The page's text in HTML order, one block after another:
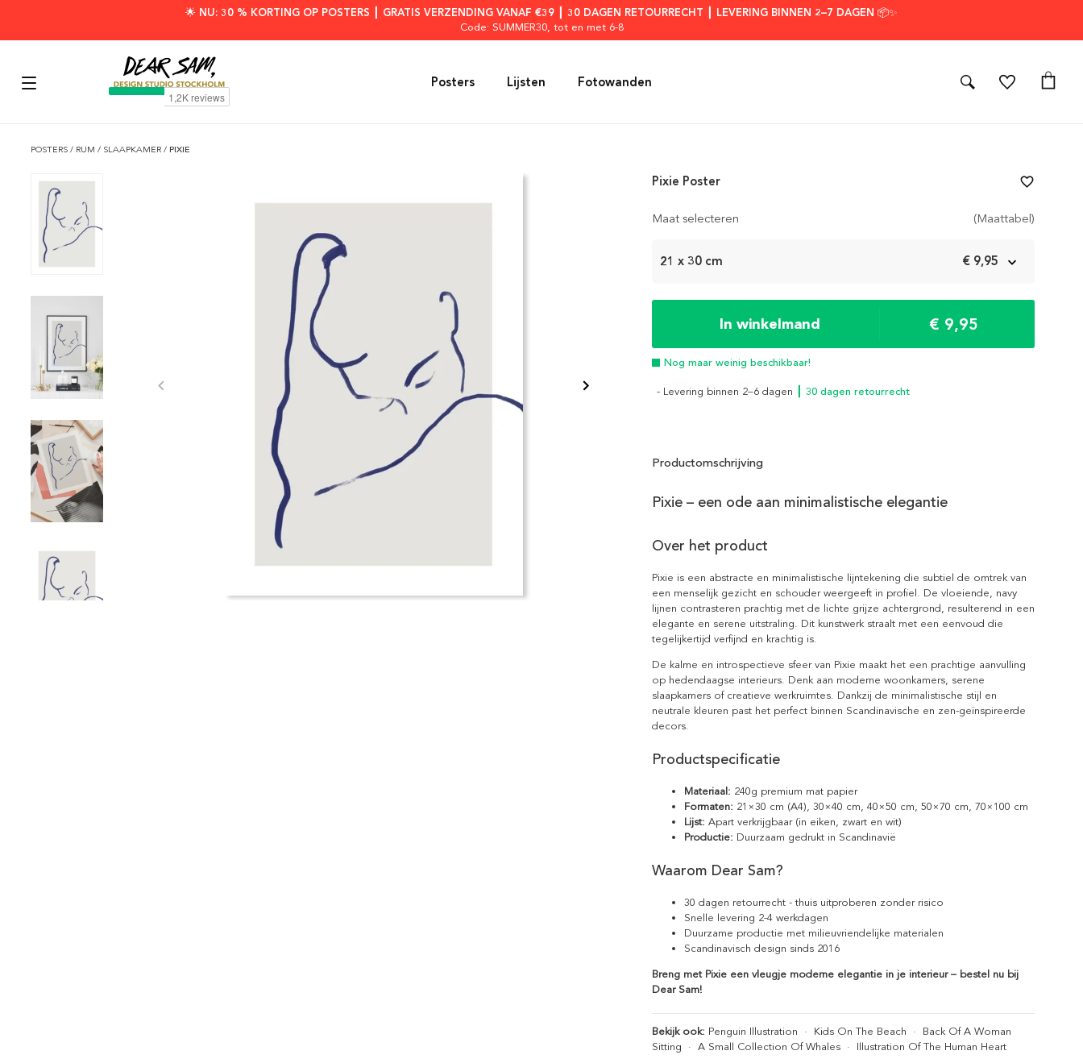
🌟 NU: 30 % KORTING OP POSTERS ┃ GRATIS VERZENDING VANAF €39 ┃ 30 DAGEN RETOURRECHT ┃ LEVERING BINNEN 2–7 DAGEN 📦✨
Code: SUMMER30, tot en met 6-8
Posters Lijsten Fotowanden
POSTERS / RUM / SLAAPKAMER / PIXIE
Maat selecteren (Maattabel)
21 x 30 cm € 9,95
In winkelmand € 9,95
Nog maar weinig beschikbaar!
- Levering binnen 2–6 dagen ┃ 30 dagen retourrecht
Pixie Poster favorite_border
Productomschrijving
Pixie – een ode aan minimalistische elegantie
Over het product
Pixie is een abstracte en minimalistische lijntekening die subtiel de omtrek van
een menselijk gezicht en schouder weergeeft in profiel. De vloeiende, navy
lijnen contrasteren prachtig met de lichte grijze achtergrond, resulterend in een
elegante en serene uitstraling. Dit kunstwerk straalt met een eenvoud die
tegelijkertijd verfijnd en krachtig is.
De kalme en introspectieve sfeer van Pixie maakt het een prachtige aanvulling
op hedendaagse interieurs. Denk aan moderne woonkamers, serene
slaapkamers of creatieve werkruimtes. Dankzij de minimalistische stijl en
neutrale kleuren past het perfect binnen Scandinavische en zen-geïnspireerde
decors.
Productspecificatie
Materiaal: 240g premium mat papier
Formaten: 21×30 cm (A4), 30×40 cm, 40×50 cm, 50×70 cm, 70×100 cm
Lijst: Apart verkrijgbaar (in eiken, zwart en wit)
Productie: Duurzaam gedrukt in Scandinavië
Waarom Dear Sam?
30 dagen retourrecht - thuis uitproberen zonder risico
Snelle levering 2-4 werkdagen
Duurzame productie met milieuvriendelijke materialen
Scandinavisch design sinds 2016
Breng met Pixie een vleugje moderne elegantie in je interieur – bestel nu bij
Dear Sam!
Bekijk ook: Penguin Illustration · Kids On The Beach · Back Of A Woman
Sitting · A Small Collection Of Whales · Illustration Of The Human Heart